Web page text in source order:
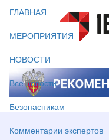
ГЛАВНАЯ
МЕРОПРИЯТИЯ
НОВОСТИ
Все новости
Безопасникам
Комментарии экспертов